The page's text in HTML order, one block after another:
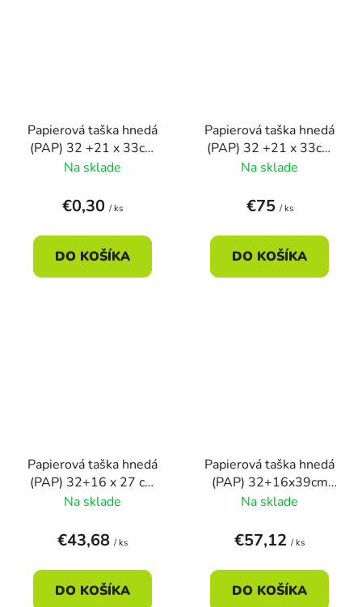
Papierová taška hnedá
(PAP) 32 +21 x 33cm
(1ks)
Na sklade
€0,30 / ks
DO KOŠÍKA
Papierová taška hnedá
(PAP) 32 +21 x 33cm
(250ks)
Na sklade
€75 / ks
DO KOŠÍKA
Papierová taška hnedá
(PAP) 32+16 x 27 cm
(250ks)
Na sklade
€43,68 / ks
DO KOŠÍKA
Papierová taška hnedá
(PAP) 32+16x39cm
(250ks)
Na sklade
€57,12 / ks
DO KOŠÍKA